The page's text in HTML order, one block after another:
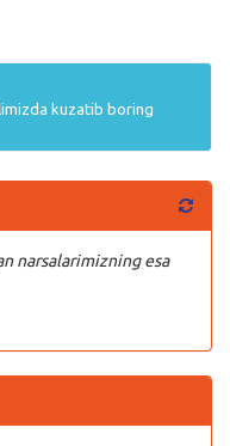
kuzatib boring
narsalarimizning esa